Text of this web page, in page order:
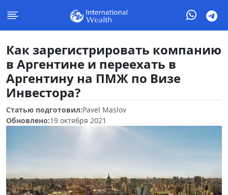
Как зарегистрировать компанию
в Аргентине и переехать в
Аргентину на ПМЖ по Визе
Инвестора?
Статью подготовил:Pavel Maslov
Обновлено:19 октября 2021